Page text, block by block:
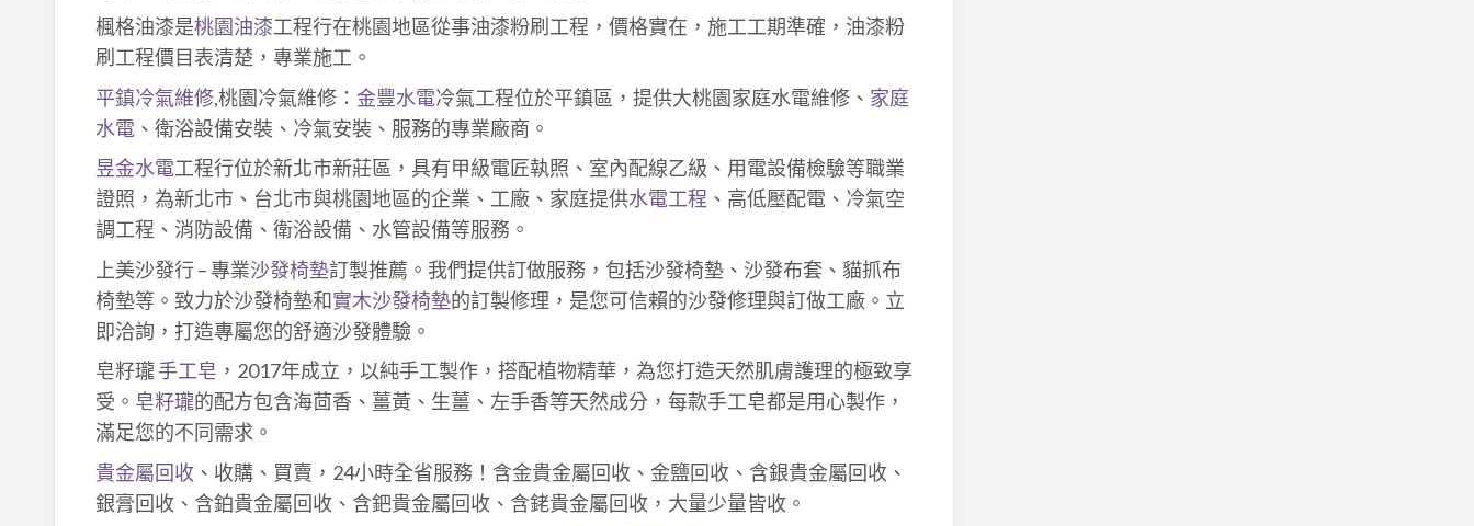
楓格油漆是桃園油漆工程行在桃園地區從事油漆粉刷工程，價格實在，施工工期準確，油漆粉
刷工程價目表清楚，專業施工。
平鎮冷氣維修,桃園冷氣維修： 金豐水電冷氣工程位於平鎮區，提供大桃園家庭水電維修、 家庭
水電、衛浴設備安裝、冷氣安裝、服務的專業廠商。
昱金水電工程行位於新北市新莊區，具有甲級電匠執照、室內配線乙級、用電設備檢驗等職業
證照，為新北市、台北市與桃園地區的企業、工廠、家庭提供水電工程 、高低壓配電、冷氣空
調工程、消防設備、衛浴設備、水管設備等服務。
上美沙發行 – 專業沙發椅墊訂製推薦。我們提供訂做服務，包括沙發椅墊、沙發布套、貓抓布
椅墊等。致力於沙發椅墊和實木沙發椅墊的訂製修理，是您可信賴的沙發修理與訂做工廠。立
即洽詢，打造專屬您的舒適沙發體驗。
皂籽瓏手工皂 ，2017年成立，以純手工製作，搭配植物精華，為您打造天然肌膚護理的極致享
受。 皂籽瓏的配方包含海茴香、薑黃、生薑、左手香等天然成分，每款手工皂都是用心製作，
滿足您的不同需求。
貴金屬回收、收購、買賣，24小時全省服務！含金貴金屬回收、金鹽回收、含銀貴金屬回收、
銀膏回收、含鉑貴金屬回收、含鈀貴金屬回收、含銠貴金屬回收，大量少量皆收。